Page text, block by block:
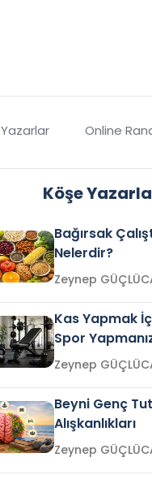
Yazarlar Online
Köşe
Bağırsak
Nelerdir?
Zeynep
Kas Yapmak
Spor
Zeynep
Beyni Genç
Alışkanlıkları
Zeynep